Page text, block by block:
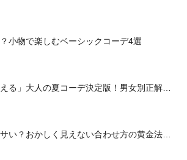
小物で楽しむベーシックコーデ4選
る」大人の夏コーデ決定版！男女別正解ス
い？おかしく見えない合わせ方の黄金法則
デ